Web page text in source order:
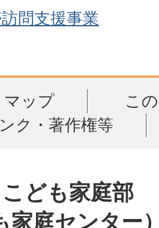
問支援事業
ップ
こ
ク・著作権等
こども家庭部
家庭センター